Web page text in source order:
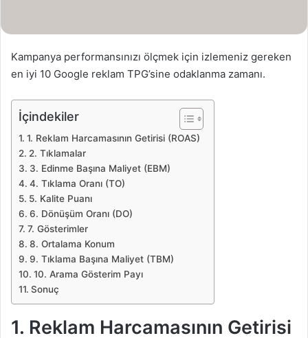
Kampanya performansınızı ölçmek için izlemeniz gereken
en iyi 10 Google reklam TPG’sine odaklanma zamanı.
İçindekiler
1. Reklam Harcamasının Getirisi (ROAS)
2. Tıklamalar
3. Edinme Başına Maliyet (EBM)
4. Tıklama Oranı (TO)
5. Kalite Puanı
6. Dönüşüm Oranı (DO)
7. Gösterimler
8. Ortalama Konum
9. Tıklama Başına Maliyet (TBM)
10. Arama Gösterim Payı
Sonuç
1. Reklam Harcamasının Getirisi